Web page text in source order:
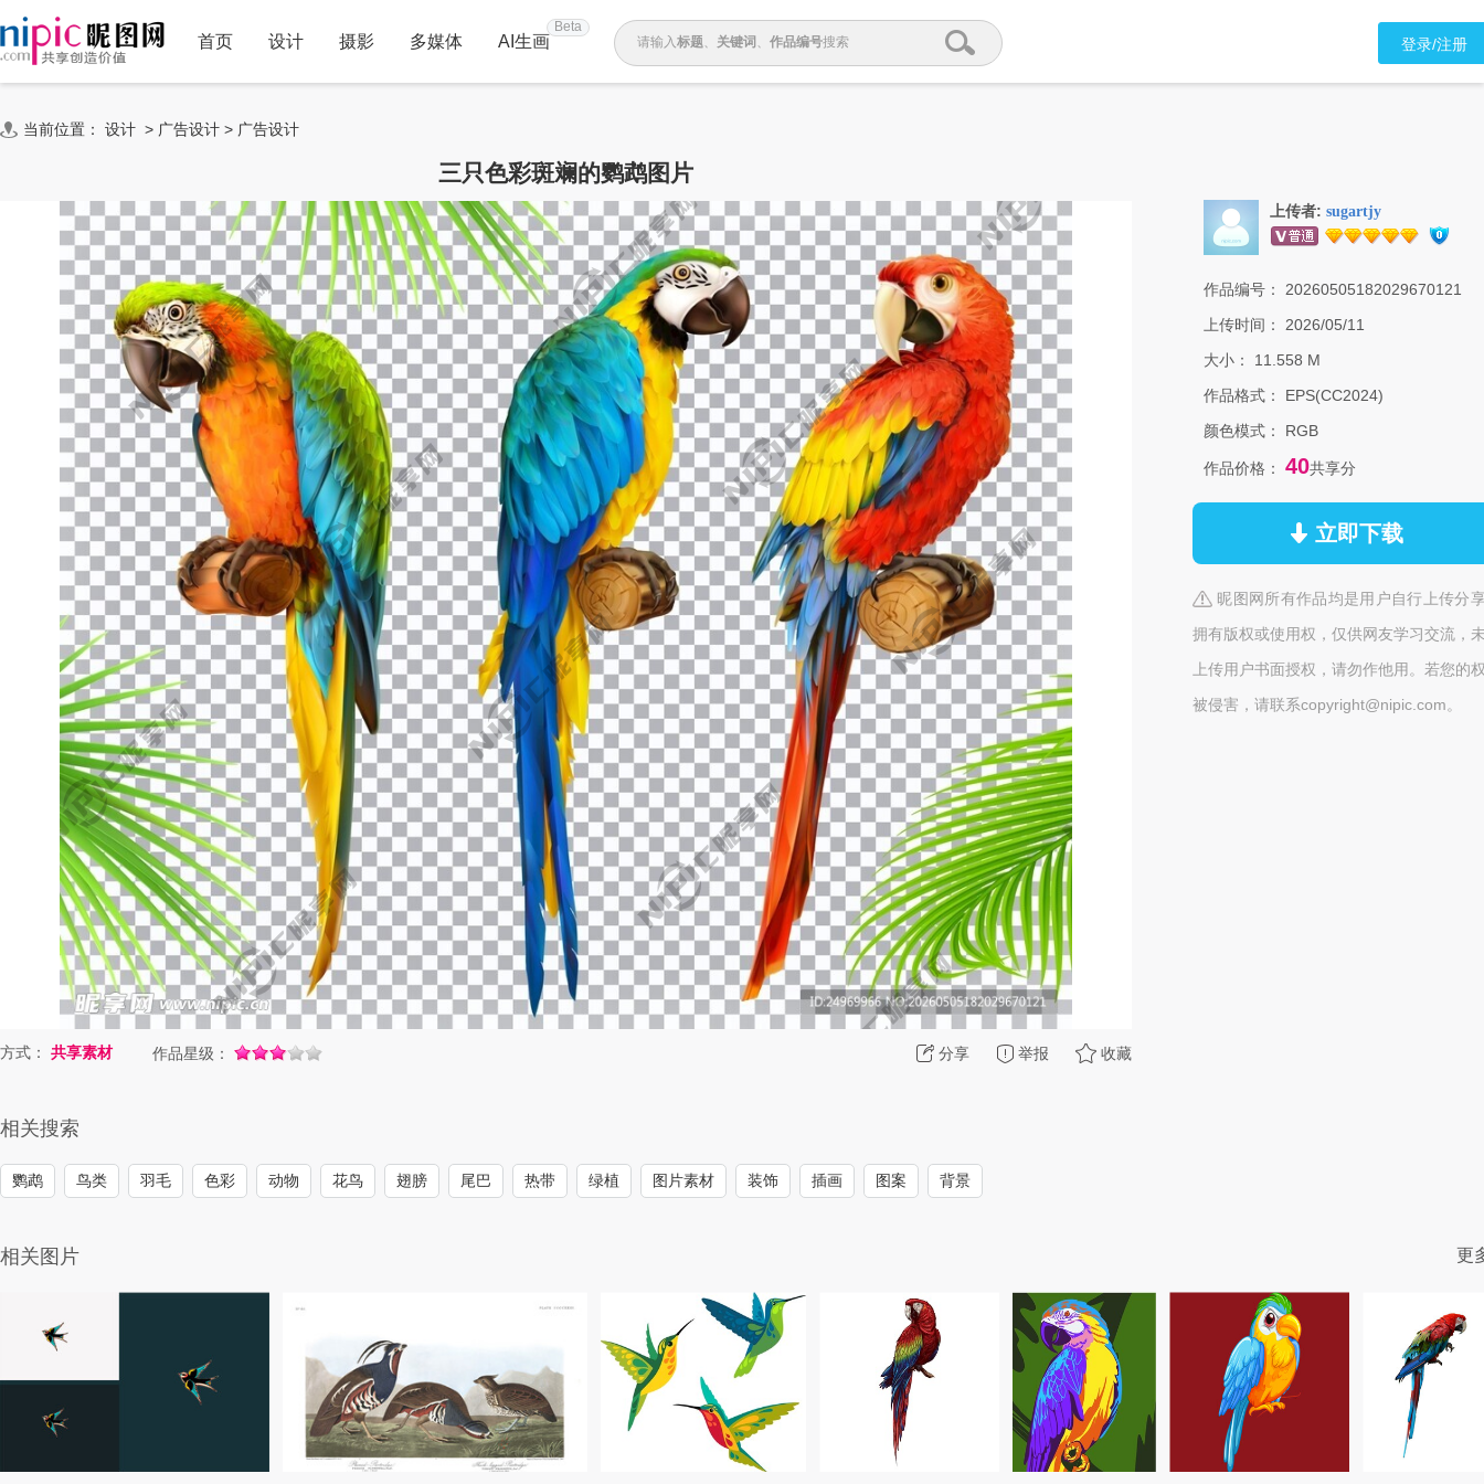
首页 设计 摄影 多媒体 AI生画
Beta
请输入标题、 关键词 、 作品编号搜索 登录/注册
当前位置： 设计 > 广告设计 > 广告设计
三只色彩斑斓的鹦鹉图片
分享 举报 收藏
方式： 共享素材 作品星级：
上传者: sugartjy
作品编号：
20260505182029670121
上传时间：
2026/05/11
大小：
11.558 M
作品格式：
EPS(CC2024)
颜色模式：
RGB
作品价格： 40共享分
立即下载
昵图网所有作品均是用户自行上传分
拥有版权或使用权，仅供网友学习交流，
上传用户书面授权，请勿作他用。若您的
被侵害，请联系copyright@nipic.com。
相关搜索
鹦鹉 鸟类 羽毛 色彩 动物 花鸟 翅膀 尾巴 热带 绿植 图片素材 装饰 插画 图案 背景
相关图片 更